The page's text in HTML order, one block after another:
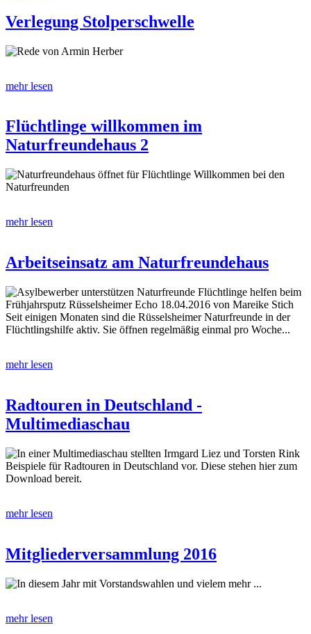
Verlegung Stolperschwelle
Rede von Armin Herber
mehr lesen
Flüchtlinge willkommen im
Naturfreundehaus 2
Naturfreundehaus öffnet für Flüchtlinge Willkommen bei den
Naturfreunden
mehr lesen
Arbeitseinsatz am Naturfreundehaus
Asylbewerber unterstützen Naturfreunde Flüchtlinge helfen beim
Frühjahrsputz Rüsselsheimer Echo 18.04.2016 von Mareike Stich
Seit einigen Monaten sind die Rüsselsheimer Naturfreunde in der
Flüchtlingshilfe aktiv. Sie öffnen regelmäßig einmal pro Woche...
mehr lesen
Radtouren in Deutschland -
Multimediaschau
In einer Multimediaschau stellten Irmgard Liez und Torsten Rink
Beispiele für Radtouren in Deutschland vor. Diese stehen hier zum
Download bereit.
mehr lesen
Mitgliederversammlung 2016
In diesem Jahr mit Vorstandswahlen und vielem mehr ...
mehr lesen